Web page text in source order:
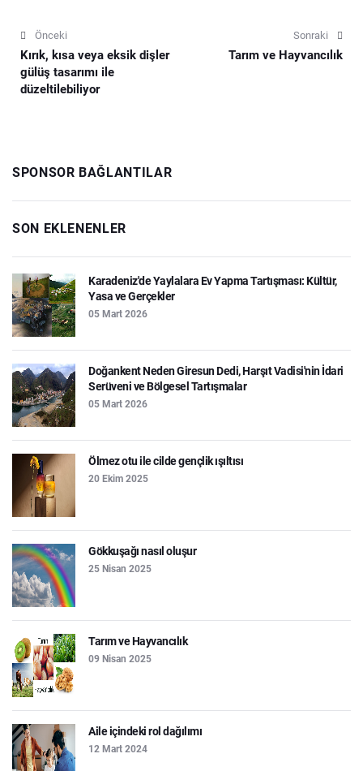
Önceki
Kırık, kısa veya eksik dişler
gülüş tasarımı ile
düzeltilebiliyor
Sonraki
Tarım ve Hayvancılık
SPONSOR BAĞLANTILAR
SON EKLENENLER
Karadeniz'de Yaylalara Ev Yapma Tartışması: Kültür,
Yasa ve Gerçekler
05 Mart 2026
Doğankent Neden Giresun Dedi, Harşıt Vadisi'nin İdari
Serüveni ve Bölgesel Tartışmalar
05 Mart 2026
Ölmez otu ile cilde gençlik ışıltısı
20 Ekim 2025
Gökkuşağı nasıl oluşur
25 Nisan 2025
Tarım ve Hayvancılık
09 Nisan 2025
Aile içindeki rol dağılımı
12 Mart 2024